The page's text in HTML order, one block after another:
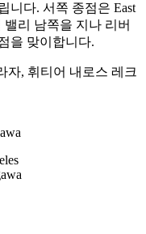
니다. 서쪽 종점은 East
리 남쪽을 지나 리버
을 맞이합니다.
자, 휘티어 내로스 레크